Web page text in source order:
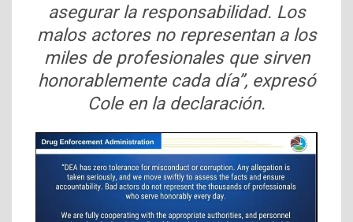
asegurar la responsabilidad. Los
malos actores no representan a los
miles de profesionales que sirven
honorablemente cada día”, expresó
Cole en la declaración.